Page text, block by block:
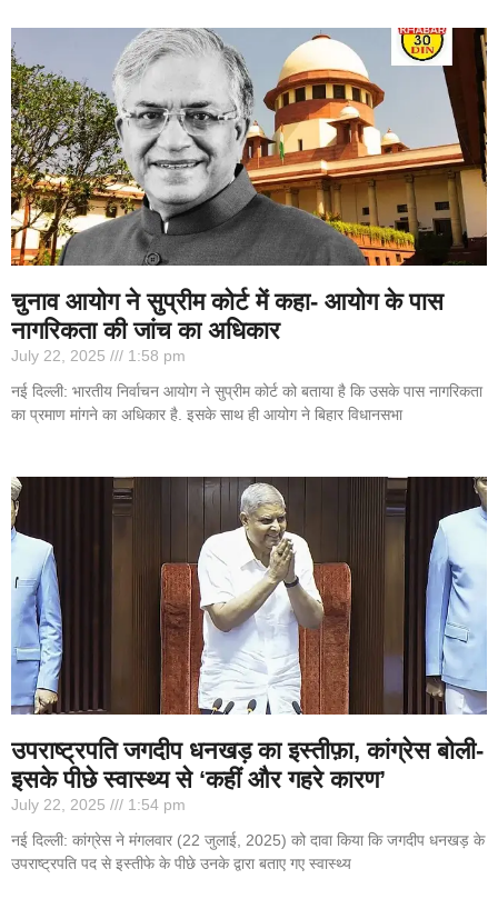
चुनाव आयोग ने सुप्रीम कोर्ट में कहा- आयोग के पास
नागरिकता की जांच का अधिकार
July 22, 2025
1:58 pm
नई दिल्ली: भारतीय निर्वाचन आयोग ने सुप्रीम कोर्ट को बताया है कि उसके पास नागरिकता
का प्रमाण मांगने का अधिकार है. इसके साथ ही आयोग ने बिहार विधानसभा
उपराष्ट्रपति जगदीप धनखड़ का इस्तीफ़ा, कांग्रेस बोली-
इसके पीछे स्वास्थ्य से ‘कहीं और गहरे कारण’
July 22, 2025
1:54 pm
नई दिल्ली: कांग्रेस ने मंगलवार (22 जुलाई, 2025) को दावा किया कि जगदीप धनखड़ के
उपराष्ट्रपति पद से इस्तीफे के पीछे उनके द्वारा बताए गए स्वास्थ्य